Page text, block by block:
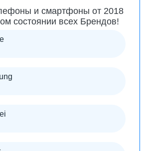
и смартфоны от 2018
состоянии всех Брендов!